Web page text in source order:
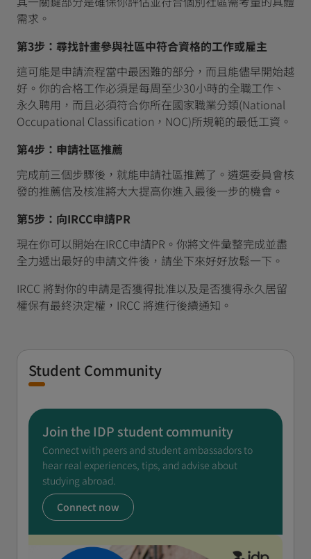
需求。
第3步：尋找計畫參與社區中符合資格的工作或雇主
這可能是申請流程當中最困難的部分，而且能儘早開始越
好。你的合格工作必須是每周至少30小時的全職工作、
永久聘用，而且必須符合你所在國家職業分類(National
Occupational Classification，NOC)所規範的最低工資。
第4步：申請社區推薦
完成前三個步驟後，就能申請社區推薦了。遴選委員會核
發的推薦信及核准將大大提高你進入最後一步的機會。
第5步：向IRCC申請PR
現在你可以開始在IRCC申請PR。你將文件彙整完成並盡
全力遞出最好的申請文件後，請坐下來好好放鬆一下。
IRCC 將對你的申請是否獲得批准以及是否獲得永久居留
權保有最終決定權，IRCC 將進行後續通知。
Student Community
Join the IDP student community
Connect with peers and student ambassadors to
hear real experiences, tips, and advise about
studying abroad.
Connect now